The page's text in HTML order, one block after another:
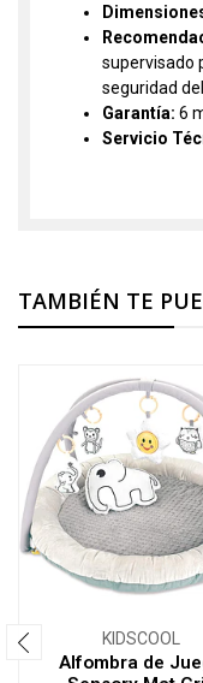
supervisado
seguridad
Garantía: 6
Servicio
TAMBIÉN TE
KIDSCOOL
Alfombra de